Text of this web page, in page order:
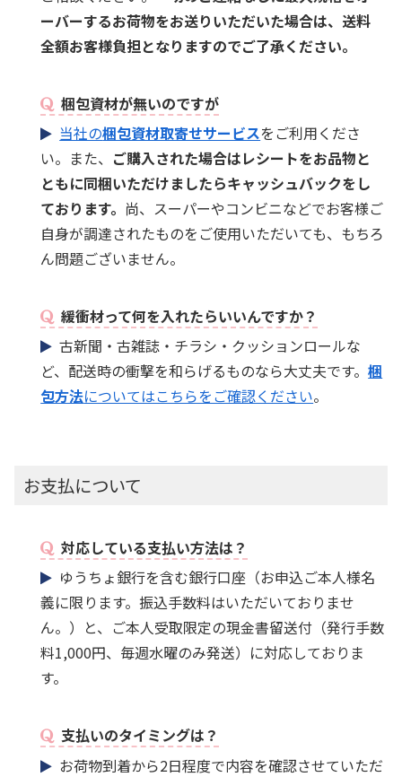
ーバーするお荷物をお送りいただいた場合は、送料
全額お客様負担となりますのでご了承ください。
梱包資材が無いのですが
当社の梱包資材取寄せサービスをご利用くださ
い。また、 ご購入された場合はレシートをお品物と
ともに同梱いただけましたらキャッシュバックをし
ております。 尚、スーパーやコンビニなどでお客様ご
自身が調達されたものをご使用いただいても、もちろ
ん問題ございません。
緩衝材って何を入れたらいいんですか？
古新聞・古雑誌・チラシ・クッションロールな
ど、配送時の衝撃を和らげるものなら大丈夫です。梱
包方法についてはこちらをご確認ください。
お支払について
対応している支払い方法は？
ゆうちょ銀行を含む銀行口座（お申込ご本人様名
義に限ります。振込手数料はいただいておりませ
ん。）と、ご本人受取限定の現金書留送付（発行手数
料1,000円、毎週水曜のみ発送）に対応しておりま
す。
支払いのタイミングは？
お荷物到着から2日程度で内容を確認させていただ